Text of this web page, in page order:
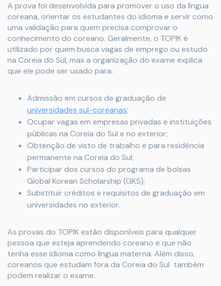
A prova foi desenvolvida para promover o uso da língua
coreana, orientar os estudantes do idioma e servir como
uma validação para quem precisa comprovar o
conhecimento do coreano. Geralmente, o TOPIK é
utilizado por quem busca vagas de emprego ou estudo
na Coreia do Sul, mas a organização do exame explica
que ele pode ser usado para:
Admissão em cursos de graduação de
universidades sul-coreanas;
Ocupar vagas em empresas privadas e instituições
públicas na Coreia do Sul e no exterior;
Obtenção de visto de trabalho e para residência
permanente na Coreia do Sul;
Participar dos cursos do programa de bolsas
Global Korean Scholarship (GKS);
Substituir créditos e requisitos de graduação em
universidades no exterior.
As provas do TOPIK estão disponíveis para qualquer
pessoa que esteja aprendendo coreano e que não
tenha esse idioma como língua materna. Além disso,
coreanos que estudam fora da Coreia do Sul também
podem realizar o exame.